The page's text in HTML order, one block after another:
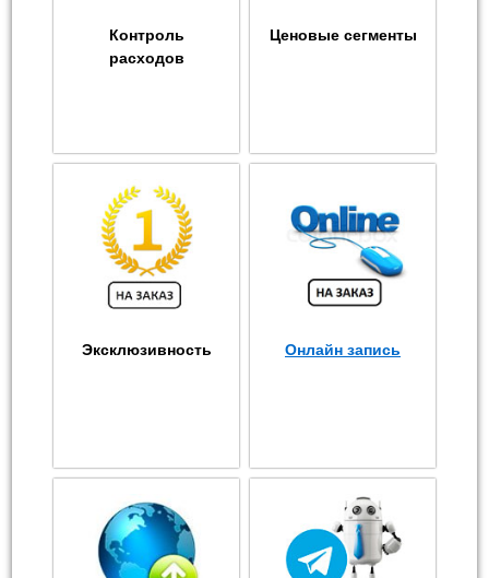
Контроль
расходов
Ценовые сегменты
Эксклюзивность Онлайн запись